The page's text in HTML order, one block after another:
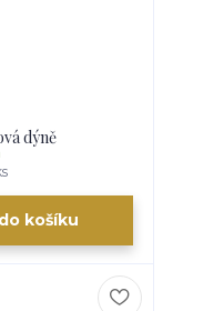
dýně
košíku